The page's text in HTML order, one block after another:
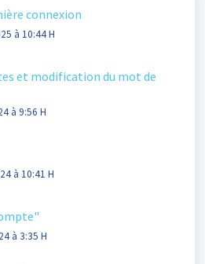
connexion
à 10:44 H
et modification du mot de
à 9:56 H
à 10:41 H
à 3:35 H